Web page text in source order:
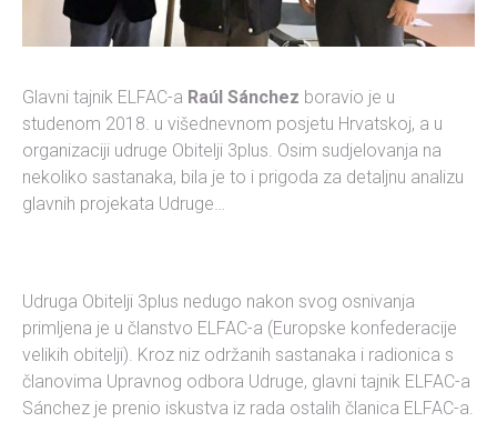
Glavni tajnik ELFAC-a Raúl Sánchez boravio je u
studenom 2018. u višednevnom posjetu Hrvatskoj, a u
organizaciji udruge Obitelji 3plus. Osim sudjelovanja na
nekoliko sastanaka, bila je to i prigoda za detaljnu analizu
glavnih projekata Udruge…
Udruga Obitelji 3plus nedugo nakon svog osnivanja
primljena je u članstvo ELFAC-a (Europske konfederacije
velikih obitelji). Kroz niz održanih sastanaka i radionica s
članovima Upravnog odbora Udruge, glavni tajnik ELFAC-a
Sánchez je prenio iskustva iz rada ostalih članica ELFAC-a.